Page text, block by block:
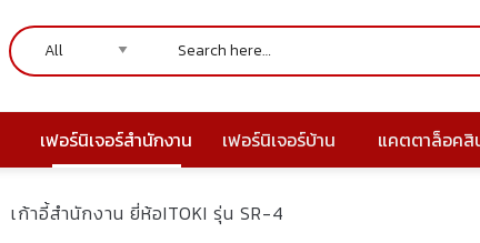
เฟอร์นิเจอร์สำนักงาน เฟอร์นิเจอร์บ้าน แคตตาล็อคสิ
เก้าอี้สำนักงาน ยี่ห้อITOKI รุ่น SR-4